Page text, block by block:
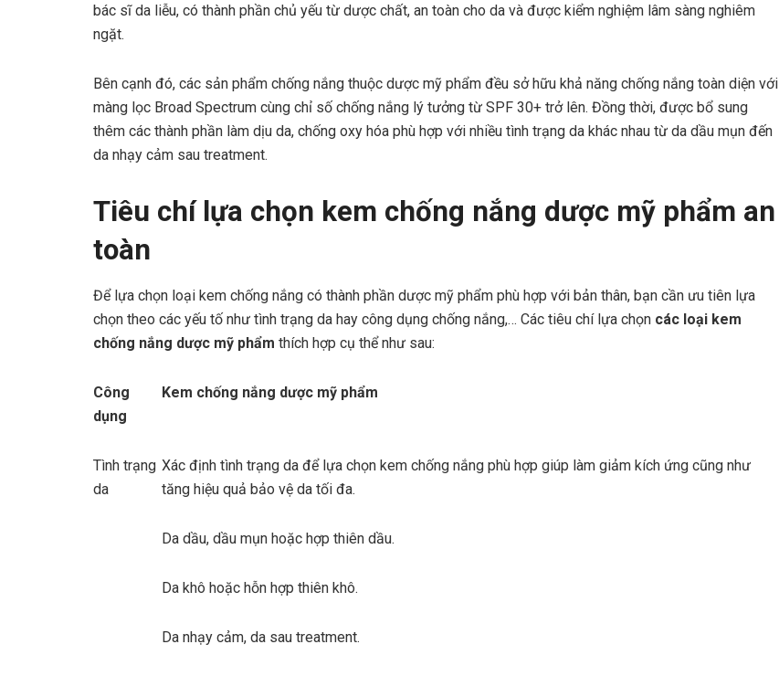
bác sĩ da liễu, có thành phần chủ yếu từ dược chất, an toàn cho da và được kiểm nghiệm lâm sàng nghiêm
ngặt.
Bên cạnh đó, các sản phẩm chống nắng thuộc dược mỹ phẩm đều sở hữu khả năng chống nắng toàn diện với
màng lọc Broad Spectrum cùng chỉ số chống nắng lý tưởng từ SPF 30+ trở lên. Đồng thời, được bổ sung
thêm các thành phần làm dịu da, chống oxy hóa phù hợp với nhiều tình trạng da khác nhau từ da dầu mụn đến
da nhạy cảm sau treatment.
Tiêu chí lựa chọn kem chống nắng dược mỹ phẩm an
toàn
Để lựa chọn loại kem chống nắng có thành phần dược mỹ phẩm phù hợp với bản thân, bạn cần ưu tiên lựa
chọn theo các yếu tố như tình trạng da hay công dụng chống nắng,… Các tiêu chí lựa chọn các loại kem
chống nắng dược mỹ phẩm thích hợp cụ thể như sau:
Công
dụng
Kem chống nắng dược mỹ phẩm
Tình trạng
da
Xác định tình trạng da để lựa chọn kem chống nắng phù hợp giúp làm giảm kích ứng cũng như
tăng hiệu quả bảo vệ da tối đa.
Da dầu, dầu mụn hoặc hợp thiên dầu.
Da khô hoặc hỗn hợp thiên khô.
Da nhạy cảm, da sau treatment.